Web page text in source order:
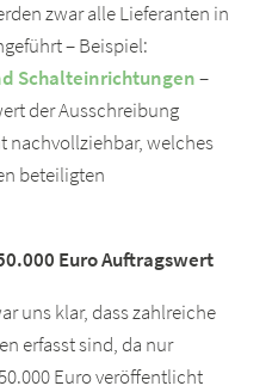
zwar alle Lieferanten in
– Beispiel:
Schalteinrichtungen–
der Ausschreibung
nachvollziehbar, welches
beteiligten
Euro Auftragswert
uns klar, dass zahlreiche
erfasst sind, da nur
Euro veröffentlicht